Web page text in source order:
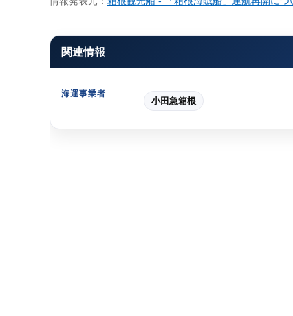
関連情報
海運事業者
小田急箱根